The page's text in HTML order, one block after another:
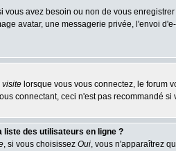
avez besoin ou non de vous
avatar, une messagerie privée, l'envoi
visite lorsque vous vous connectez, le forum
connectant, ceci n'est pas recommandé
liste des utilisateurs en ligne ?
, si vous choisissez Oui, vous n'apparaîtrez